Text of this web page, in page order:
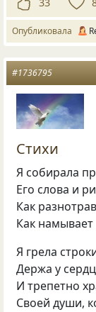
Опубликовала
#1736795
Стихи
Я собирала
Его слова и
Как
Как
Я грела
Держа у
И трепетно
Своей души,